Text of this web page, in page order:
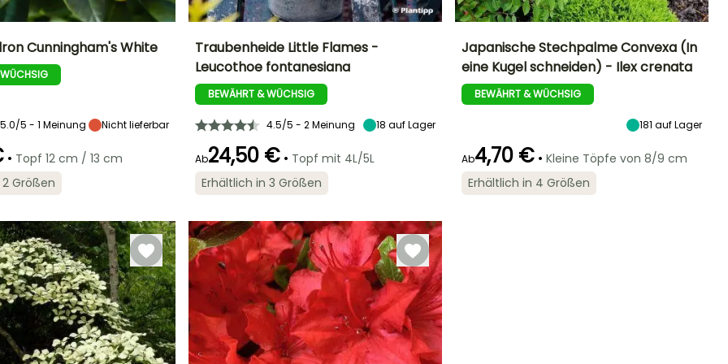
Breite bei Reife
Geeigneter
Zeitraum für die
Pflanzung
September für
Oktober
Cunningham's White
5.0/5 - 1 Meinung Nicht lieferbar
• Topf 12 cm / 13 cm
Größen
50 cm 30 cm
Blütezeit
Mai
Geeigneter
Zeitraum für die
Pflanzung
September für
November
Traubenheide Little Flames -
Leucothoe fontanesiana
BEWÄHRT & WÜCHSIG
4.5/5 - 2 Meinung 18 auf Lager
Ab24,50 € • Topf mit 4L/5L
Erhältlich in 3 Größen
1.50 m 2 m
Blütezeit
Mai für Juli
Geeigneter
Zeitraum für die
Pflanzung
Japanische Stechpalme Convexa (In
eine Kugel schneiden) - Ilex crenata
BEWÄHRT & WÜCHSIG
181 auf Lager
Ab4,70 € • Kleine Töpfe von 8/9 cm
Erhältlich in 4 Größen